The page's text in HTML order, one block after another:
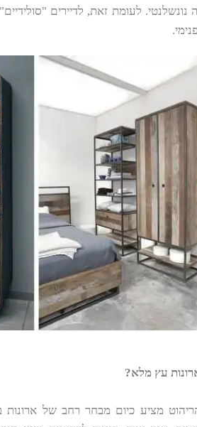
נונשלנטי. לעומת זאת, לדיירים
עץ מלא?
מציע כיום מבחר רחב של ארונות